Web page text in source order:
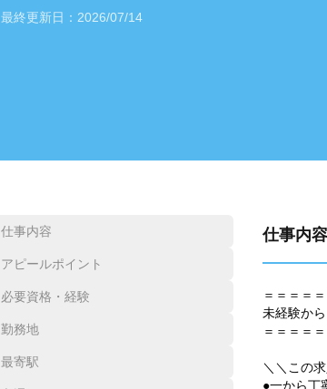
最終更新日： 2026/07/14
仕事内容
アピールポイント
必要資格・経験
勤務地
最寄駅
仕事内容
＝＝＝＝
未経験か
＝＝＝＝
＼＼この
●一から丁